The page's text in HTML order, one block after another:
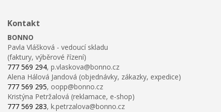
Kontakt
BONNO
Pavla Vlášková - vedoucí skladu
(faktury, výběrové řízení)
777 569 294, p.vlaskova@bonno.cz
Alena Hálová Jandová (objednávky, zákazky, expedice)
777 569 295, oopp@bonno.cz
Kristýna Petržalová (reklamace, e-shop)
777 569 283, k.petrzalova@bonno.cz